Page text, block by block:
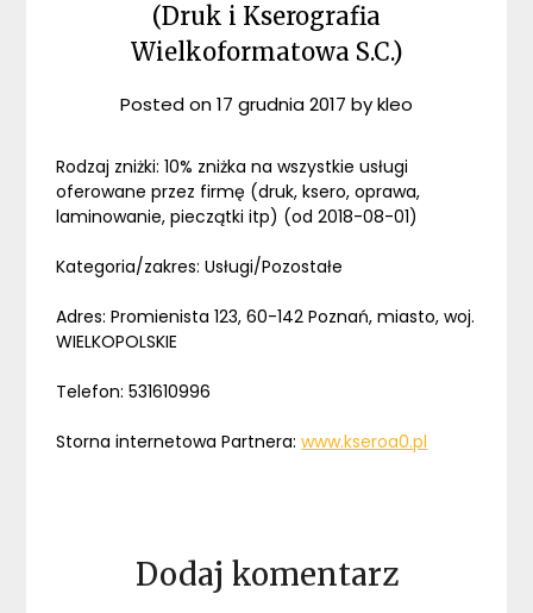
(Druk i Kserografia
Wielkoformatowa S.C.)
Posted on17 grudnia 2017 bykleo
Rodzaj zniżki: 10% zniżka na wszystkie usługi
oferowane przez firmę (druk, ksero, oprawa,
laminowanie, pieczątki itp) (od 2018-08-01)
Kategoria/zakres: Usługi/Pozostałe
Adres: Promienista 123, 60-142 Poznań, miasto, woj.
WIELKOPOLSKIE
Telefon: 531610996
Storna internetowa Partnera:www.kseroa0.pl
Dodaj komentarz